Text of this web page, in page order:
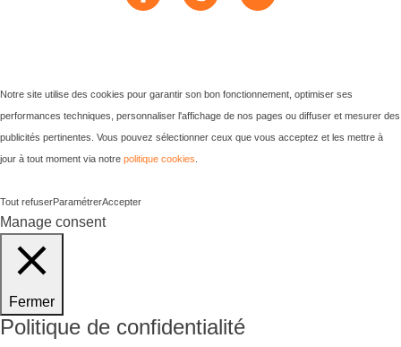
Notre site utilise des cookies pour garantir son bon fonctionnement, optimiser ses
performances techniques, personnaliser l'affichage de nos pages ou diffuser et mesurer des
publicités pertinentes. Vous pouvez sélectionner ceux que vous acceptez et les mettre à
jour à tout moment via notre politique cookies
Tout refuserParamétrerAccepter
Manage consent
Fermer
Politique de confidentialité